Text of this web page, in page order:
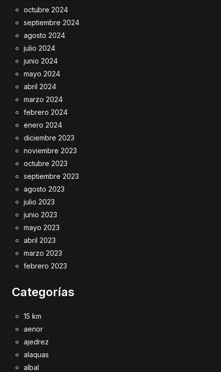
octubre 2024
septiembre 2024
agosto 2024
julio 2024
junio 2024
mayo 2024
abril 2024
marzo 2024
febrero 2024
enero 2024
diciembre 2023
noviembre 2023
octubre 2023
septiembre 2023
agosto 2023
julio 2023
junio 2023
mayo 2023
abril 2023
marzo 2023
febrero 2023
Categorías
15 km
aenor
ajedrez
alaquas
albal